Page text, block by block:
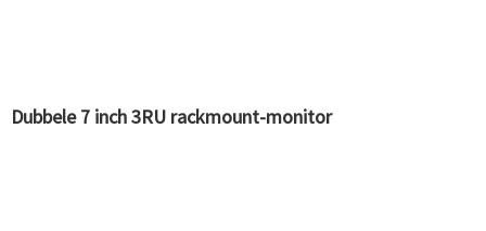
Dubbele 7 inch 3RU rackmount-monitor